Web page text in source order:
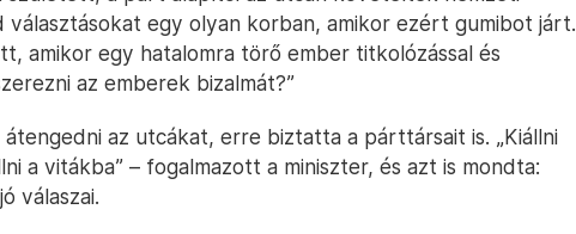
választásokat egy olyan korban, amikor ezért gumibot járt.
amikor egy hatalomra törő ember titkolózással és
az emberek bizalmát?”
az utcákat, erre biztatta a párttársait is. „Kiállni
a vitákba” – fogalmazott a miniszter, és azt is mondta:
válaszai.